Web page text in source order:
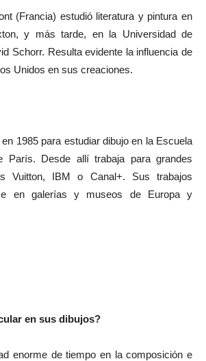
(Francia) estudió literatura y pintura en
y más tarde, en la Universidad de
Schorr. Resulta evidente la influencia de
Unidos en sus creaciones.
1985 para estudiar dibujo en la Escuela
París. Desde allí trabaja para grandes
Vuitton, IBM o Canal+. Sus trabajos
en galerías y museos de Europa y
en sus dibujos?
enorme de tiempo en la composición e